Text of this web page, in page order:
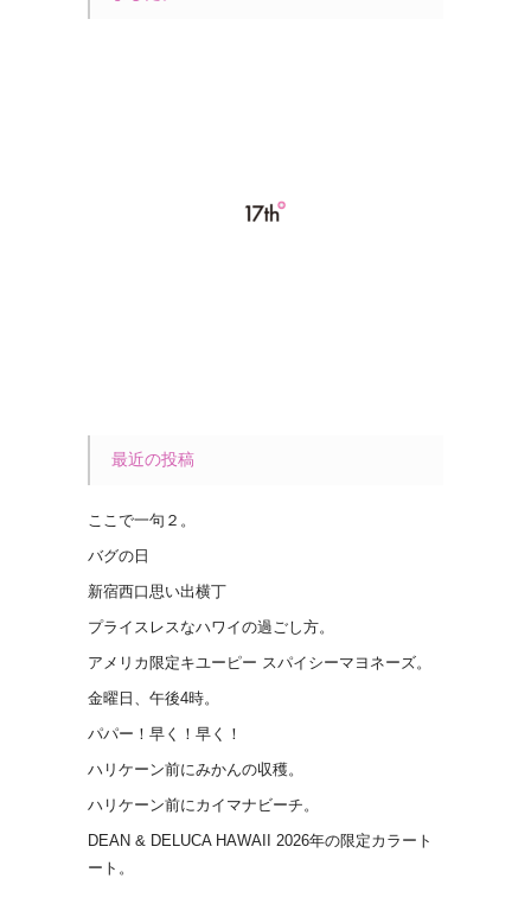
最近の投稿
ここで一句２。
バグの日
新宿西口思い出横丁
プライスレスなハワイの過ごし方。
アメリカ限定キユーピー スパイシーマヨネーズ。
金曜日、午後4時。
パパー！早く！早く！
ハリケーン前にみかんの収穫。
ハリケーン前にカイマナビーチ。
DEAN & DELUCA HAWAII 2026年の限定カラート
ート。